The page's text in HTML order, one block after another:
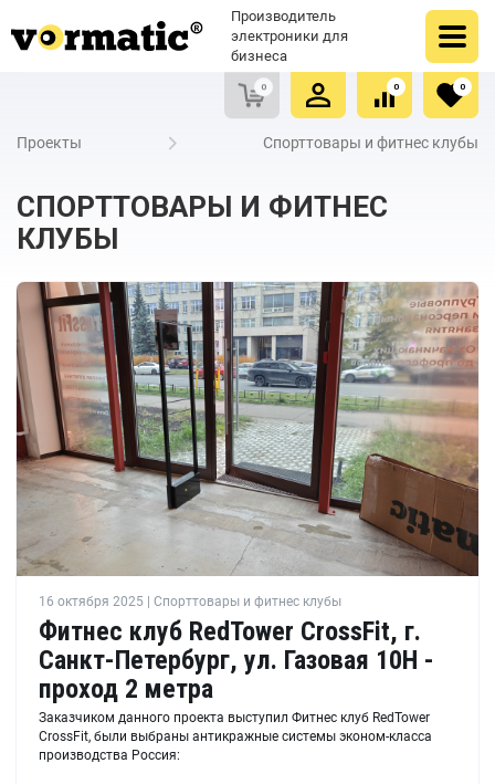
Производитель
электроники для
бизнеса
0
Очистить список сравнения
0
Очистить избранное
0
Проекты Спорттовары и фитнес клубы
СПОРТТОВАРЫ И ФИТНЕС
КЛУБЫ
16 октября 2025 | Спорттовары и фитнес клубы
Фитнес клуб RedTower CrossFit, г.
Санкт-Петербург, ул. Газовая 10Н -
проход 2 метра
Заказчиком данного проекта выступил Фитнес клуб RedTower
CrossFit, были выбраны антикражные системы эконом-класса
производства Россия: